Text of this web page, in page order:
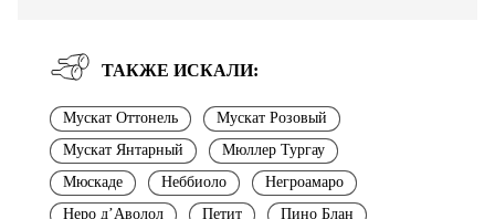
ТАКЖЕ ИСКАЛИ:
Мускат Оттонель
Мускат Розовый
Мускат Янтарный
Мюллер Тургау
Мюскаде
Неббиоло
Негроамаро
Неро д’Аволол
Петит Пино Блан